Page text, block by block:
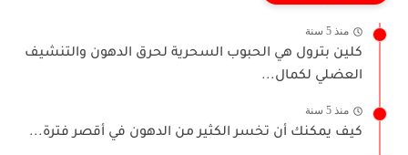
منذ 5 سنة
كلين بترول هي الحبوب السحرية لحرق الدهون والتنشيف
العضلي لكمال...
منذ 5 سنة
كيف يمكنك أن تخسر الكثير من الدهون في أقصر فترة...